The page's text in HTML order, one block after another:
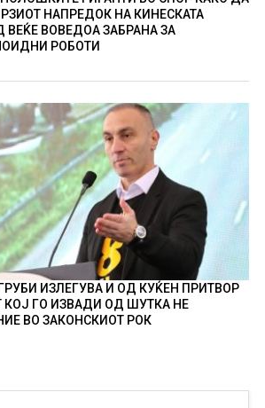
НАПРЕДОК НА КИНЕСКАТА
ВЕЌЕ ВОВЕДОА ЗАБРАНА ЗА
РОБОТИ
ИЗЛЕГУВА И ОД КУЌЕН ПРИТВОР
КОЈ ГО ИЗВАДИ ОД ШУТКА НЕ
ВО ЗАКОНСКИОТ РОК